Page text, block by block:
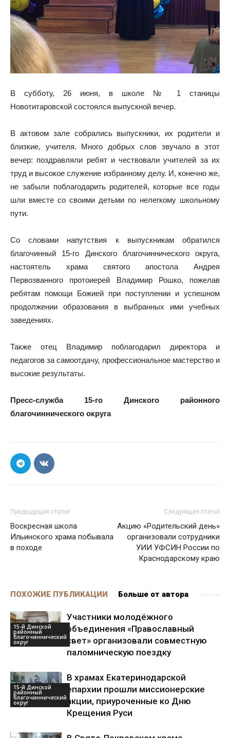
В субботу, 26 июня, в школе № 1 станицы
Новотитаровской состоялся выпускной вечер.
В актовом зале собрались выпускники, их родители и
близкие, учителя. Много добрых слов звучало в этот
вечер: поздравляли ребят и чествовали учителей за их
труд и высокое служение избранному делу. И, конечно же,
не забыли поблагодарить родителей, которые все годы
шли вместе со своими детьми по нелегкому школьному
пути.
Со словами напутствия к выпускникам обратился
благочинный 15-го Динского благочиннического округа,
настоятель храма святого апостола Андрея
Первозванного протоиерей Владимир Рошко, пожелав
ребятам помощи Божией при поступлении и успешном
продолжении образования в выбранных ими учебных
заведениях.
Также отец Владимир поблагодарил директора и
педагогов за самоотдачу, профессиональное мастерство и
высокие результаты.
Пресс-служба 15-го Динского районного
благочиннического округа
Предыдущая статья
Воскресная школа
Ильинского храма побывала
в походе
Следующая статья
Акцию «Родительский день»
организовали сотрудники
УИИ УФСИН России по
Краснодарскому краю
ПОХОЖИЕ ПУБЛИКАЦИИ Больше от автора
15-й Динской
районный
благочиннический
округ
Участники молодёжного
объединения «Православный
свет» организовали совместную
паломническую поездку
15-й Динской
районный
благочиннический
округ
В храмах Екатеринодарской
епархии прошли миссионерские
акции, приуроченные ко Дню
Крещения Руси